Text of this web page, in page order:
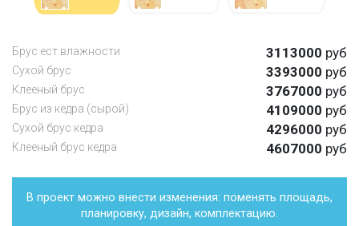
Брус ест.влажности 3113000 руб
Сухой брус 3393000 руб
Клееный брус 3767000 руб
Брус из кедра (сырой) 4109000 руб
Сухой брус кедра 4296000 руб
Клееный брус кедра 4607000 руб
В проект можно внести изменения: поменять площадь,
планировку, дизайн, комплектацию.